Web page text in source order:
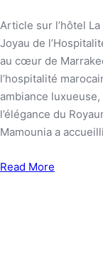
Article sur l’hôtel La
Joyau de
au cœur de
l’hospitalité
ambiance
l’élégance du
Mamounia a
Read More